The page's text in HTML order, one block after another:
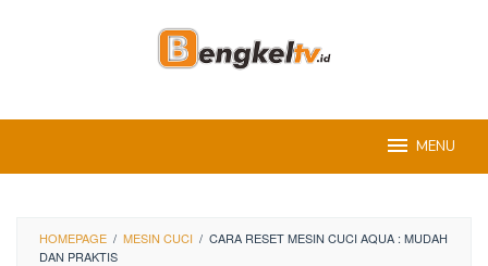
MENU
HOMEPAGE / MESIN CUCI / CARA RESET MESIN CUCI AQUA : MUDAH
DAN PRAKTIS